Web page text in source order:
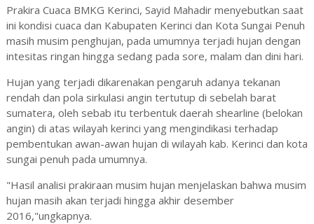
Prakira Cuaca BMKG Kerinci, Sayid Mahadir menyebutkan saat
ini kondisi cuaca dan Kabupaten Kerinci dan Kota Sungai Penuh
masih musim penghujan, pada umumnya terjadi hujan dengan
intesitas ringan hingga sedang pada sore, malam dan dini hari.
Hujan yang terjadi dikarenakan pengaruh adanya tekanan
rendah dan pola sirkulasi angin tertutup di sebelah barat
sumatera, oleh sebab itu terbentuk daerah shearline (belokan
angin) di atas wilayah kerinci yang mengindikasi terhadap
pembentukan awan-awan hujan di wilayah kab. Kerinci dan kota
sungai penuh pada umumnya.
"Hasil analisi prakiraan musim hujan menjelaskan bahwa musim
hujan masih akan terjadi hingga akhir desember
2016,"ungkapnya.